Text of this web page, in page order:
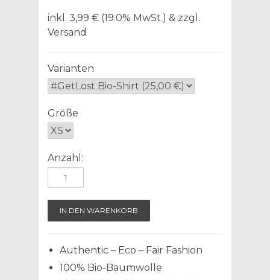
inkl. 3,99 € (19.0% MwSt.) & zzgl.
Versand
Varianten
Größe
Anzahl:
Authentic – Eco – Fair Fashion
100% Bio-Baumwolle